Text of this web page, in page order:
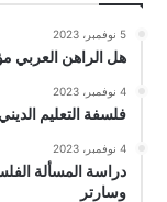
5 نوفمبر، 2023
هل الراهن العربي
4 نوفمبر، 2023
فلسفة التعليم
4 نوفمبر، 2023
دراسة المسألة
وسارتر